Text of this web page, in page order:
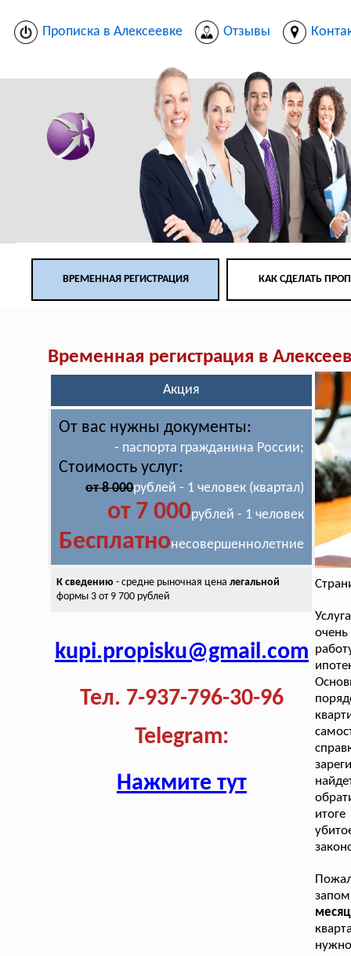
Прописка в Алексеевке Отзывы
ВРЕМЕННАЯ РЕГИСТРАЦИЯ КАК СДЕЛАТЬ
Временная регистрация в
Акция
От вас нужны документы:
- паспорта гражданина России;
Стоимость услуг:
от 8 000рублей - 1 человек (квартал)
от 7 000рублей - 1 человек
Бесплатнонесовершеннолетние
К сведению - средне рыночная ценалегальной
формы 3 от 9 700 рублей
kupi.propisku@gmail.com
Тел. 7-937-796-30-96
Telegram:
Нажмите тут